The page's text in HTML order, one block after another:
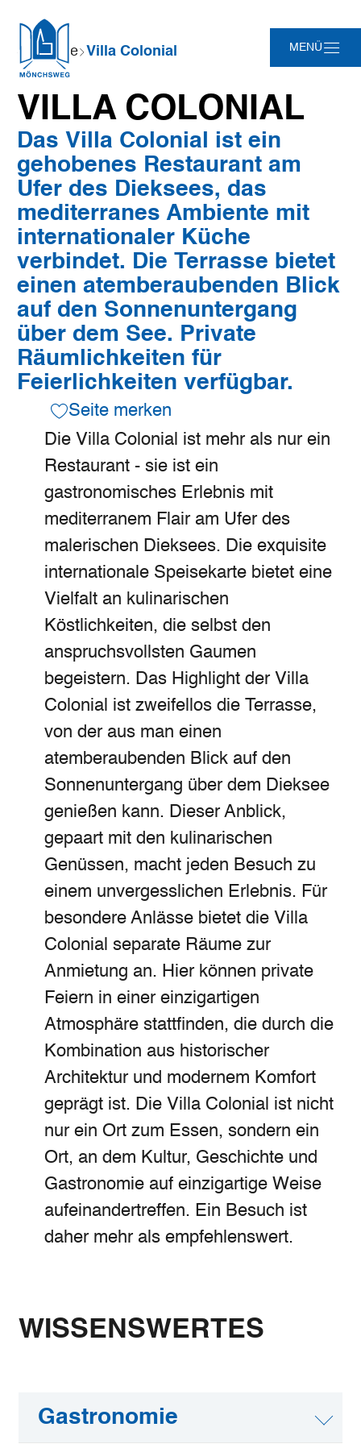
MENÜ
Sie
sind
hier:
Startseite Villa Colonial
VILLA COLONIAL
Das Villa Colonial ist ein
gehobenes Restaurant am
Ufer des Dieksees, das
mediterranes Ambiente mit
internationaler Küche
verbindet. Die Terrasse bietet
einen atemberaubenden Blick
auf den Sonnenuntergang
über dem See. Private
Räumlichkeiten für
Feierlichkeiten verfügbar.
Seite merken
Die Villa Colonial ist mehr als nur ein
Restaurant - sie ist ein
gastronomisches Erlebnis mit
mediterranem Flair am Ufer des
malerischen Dieksees. Die exquisite
internationale Speisekarte bietet eine
Vielfalt an kulinarischen
Köstlichkeiten, die selbst den
anspruchsvollsten Gaumen
begeistern. Das Highlight der Villa
Colonial ist zweifellos die Terrasse,
von der aus man einen
atemberaubenden Blick auf den
Sonnenuntergang über dem Dieksee
genießen kann. Dieser Anblick,
gepaart mit den kulinarischen
Genüssen, macht jeden Besuch zu
einem unvergesslichen Erlebnis. Für
besondere Anlässe bietet die Villa
Colonial separate Räume zur
Anmietung an. Hier können private
Feiern in einer einzigartigen
Atmosphäre stattfinden, die durch die
Kombination aus historischer
Architektur und modernem Komfort
geprägt ist. Die Villa Colonial ist nicht
nur ein Ort zum Essen, sondern ein
Ort, an dem Kultur, Geschichte und
Gastronomie auf einzigartige Weise
aufeinandertreffen. Ein Besuch ist
daher mehr als empfehlenswert.
WISSENSWERTES
Gastronomie